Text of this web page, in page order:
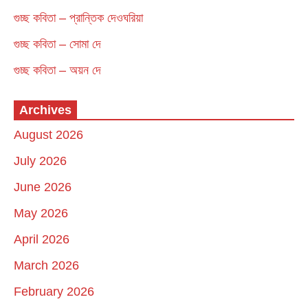
গুচ্ছ কবিতা – প্রান্তিক দেওঘরিয়া
গুচ্ছ কবিতা – সোমা দে
গুচ্ছ কবিতা – অয়ন দে
Archives
August 2026
July 2026
June 2026
May 2026
April 2026
March 2026
February 2026